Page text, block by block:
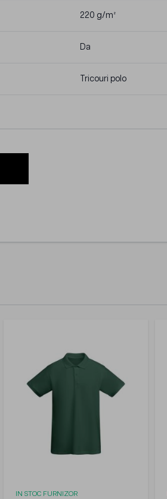
220 g/m²
Da
Tricouri polo
IN STOC FURNIZOR